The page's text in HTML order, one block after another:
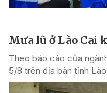
Mưa lũ ở Lào Cai
Theo báo cáo của
5/8 trên địa bàn tỉnh